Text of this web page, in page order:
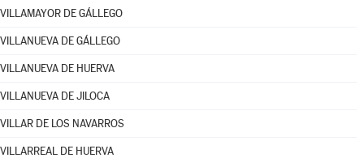
VILLAMAYOR DE GÁLLEGO
VILLANUEVA DE GÁLLEGO
VILLANUEVA DE HUERVA
VILLANUEVA DE JILOCA
VILLAR DE LOS NAVARROS
VILLARREAL DE HUERVA